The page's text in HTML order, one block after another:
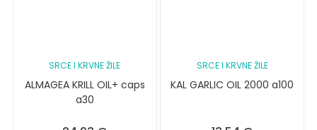
SRCE I KRVNE ŽILE
ALMAGEA KRILL OIL+ caps
a30
SRCE I KRVNE ŽILE
KAL GARLIC OIL 2000 a100